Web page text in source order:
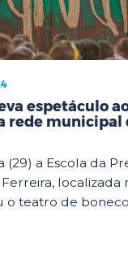
espetáculo
rede municipal
(29) a Escola da
localizada
o teatro de